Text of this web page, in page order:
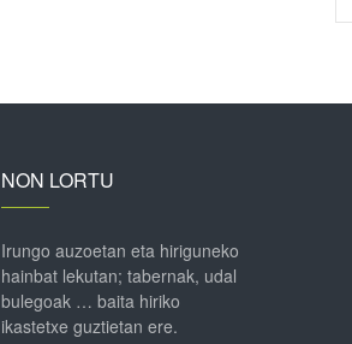
NON LORTU
Irungo auzoetan eta hiriguneko
hainbat lekutan; tabernak, udal
bulegoak … baita hiriko
ikastetxe guztietan ere.